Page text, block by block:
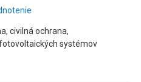
civilná ochrana,
systémov